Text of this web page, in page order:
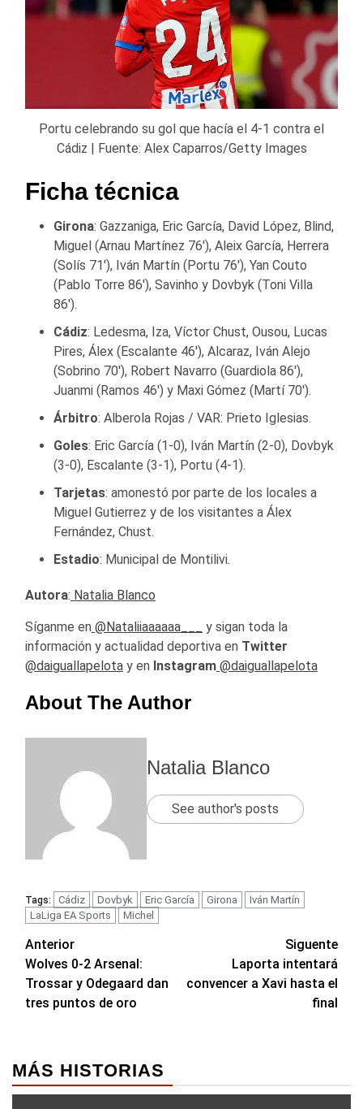
Portu celebrando su gol que hacía el 4-1 contra el
Cádiz | Fuente: Alex Caparros/Getty Images
Ficha técnica
Girona: Gazzaniga, Eric García, David López, Blind,
Miguel (Arnau Martínez 76′), Aleix García, Herrera
(Solís 71′), Iván Martín (Portu 76′), Yan Couto
(Pablo Torre 86′), Savinho y Dovbyk (Toni Villa
86′).
Cádiz: Ledesma, Iza, Víctor Chust, Ousou, Lucas
Pires, Álex (Escalante 46′), Alcaraz, Iván Alejo
(Sobrino 70′), Robert Navarro (Guardiola 86′),
Juanmi (Ramos 46′) y Maxi Gómez (Martí 70′).
Árbitro: Alberola Rojas / VAR: Prieto Iglesias.
Goles: Eric García (1-0), Iván Martín (2-0), Dovbyk
(3-0), Escalante (3-1), Portu (4-1).
Tarjetas: amonestó por parte de los locales a
Miguel Gutierrez y de los visitantes a Álex
Fernández, Chust.
Estadio: Municipal de Montilivi.
Autora: Natalia Blanco
Síganme en @Nataliiaaaaaa___
y sigan toda la
información y actualidad deportiva en Twitter
@daiguallapelota y en Instagram @daiguallapelota
About The Author
Natalia Blanco
See author's posts
Tags: Cádiz Dovbyk Eric García Girona
Iván Martín
LaLiga EA Sports
Michel
Navegación
de
entradas
Anterior
Wolves 0-2 Arsenal:
Trossar y Odegaard dan
tres puntos de oro
Siguente
Laporta intentará
convencer a Xavi hasta el
final
MÁS HISTORIAS